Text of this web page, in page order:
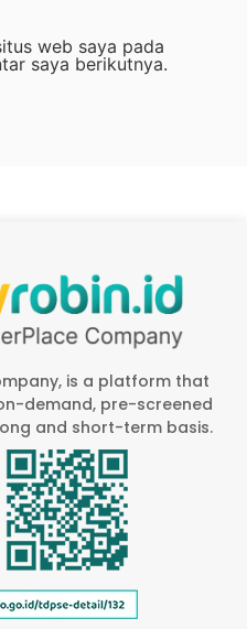
web saya pada
saya berikutnya.
is a platform that
demand, pre-screened
and short-term basis.